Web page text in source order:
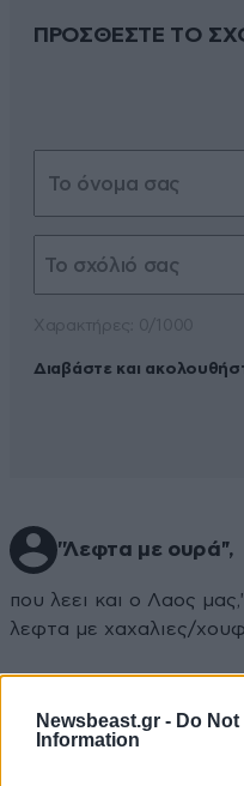
Newsbeast.gr - Do
Information
ΠΡΟΣΘΕΣΤΕ ΤΟ
Διαβάστε και
''Λεφτα με ουρά'',
που λεει και ο Λαος
λεφτα με χαχαλιες/
Απαντήστε